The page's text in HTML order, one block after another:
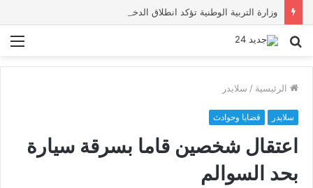
بحث
الرئيسية / سلايدر
سلايدر قضايا وحوادث
اعتقال شخصين قاما بسرقة سيارة
بحد السوالم